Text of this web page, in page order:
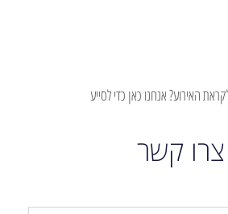
האירוע? אנחנו כאן כדי לסייע
צרו קשר